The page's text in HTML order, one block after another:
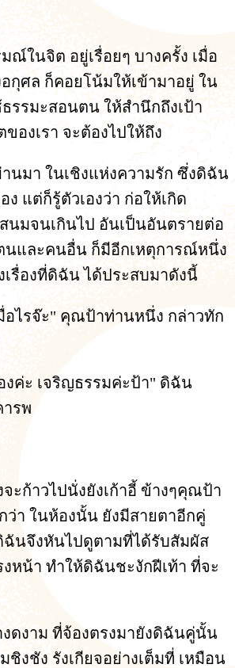
ณ์ในจิต อยู่เรื่อยๆ บางครั้ง เมื่อ
กุศล ก็คอยโน้มให้เข้ามาอยู่ ใน
รรมะสอนตน ให้สำนึกถึงเป้า
องเรา จะต้องไปให้ถึง
นมา ในเชิงแห่งความรัก ซึ่งดิฉัน
ง แต่ก็รู้ตัวเองว่า ก่อให้เกิด
นมจนเกินไป อันเป็นอันตรายต่อ
นและคนอื่น ก็มีอีกเหตุการณ์หนึ่ง
รื่องที่ดิฉัน ได้ประสบมาดังนี้
อไรจ๊ะ" คุณป้าท่านหนึ่ง กล่าวทัก
งค่ะ เจริญธรรมค่ะป้า" ดิฉัน
ารพ
ะก้าวไปนั่งยังเก้าอี้ ข้างๆคุณป้า
ว่า ในห้องนั้น ยังมีสายตาอีกคู่
ฉันจึงหันไปดูตามที่ได้รับสัมผัส
หน้า ทำให้ดิฉันชะงักฝีเท้า ที่จะ
ดงาม ที่จ้องตรงมายังดิฉันคู่นั้น
ชิงชัง รังเกียจอย่างเต็มที่ เหมือน